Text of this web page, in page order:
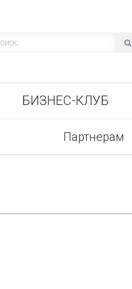
БИЗНЕС-КЛУБ
Партнерам